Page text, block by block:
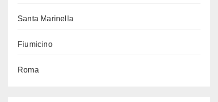
Santa Marinella
Fiumicino
Roma